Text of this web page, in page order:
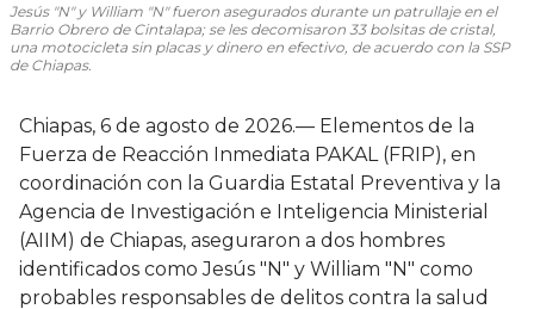
Jesús "N" y William "N" fueron asegurados durante un patrullaje en el
Barrio Obrero de Cintalapa; se les decomisaron 33 bolsitas de cristal,
una motocicleta sin placas y dinero en efectivo, de acuerdo con la SSP
de Chiapas.
Chiapas, 6 de agosto de 2026.— Elementos de la
Fuerza de Reacción Inmediata PAKAL (FRIP), en
coordinación con la Guardia Estatal Preventiva y la
Agencia de Investigación e Inteligencia Ministerial
(AIIM) de Chiapas, aseguraron a dos hombres
identificados como Jesús "N" y William "N" como
probables responsables de delitos contra la salud